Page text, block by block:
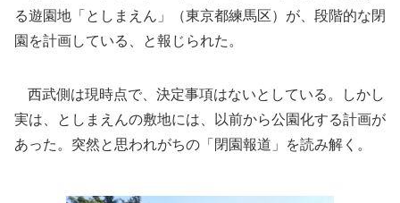
る遊園地「としまえん」（東京都練馬区）が、段階的な閉
園を計画している、と報じられた。
西武側は現時点で、決定事項はないとしている。しかし
実は、としまえんの敷地には、以前から公園化する計画が
あった。突然と思われがちの「閉園報道」を読み解く。